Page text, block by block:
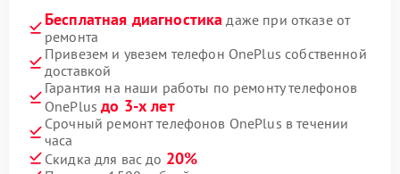
Бесплатная диагностика даже при отказе от
ремонта
Привезем и увезем телефон OnePlus собственной
доставкой
Гарантия на наши работы по ремонту телефонов
OnePlusдо 3-х лет
Срочный ремонт телефонов OnePlus в течении
часа
Скидка для вас до 20%